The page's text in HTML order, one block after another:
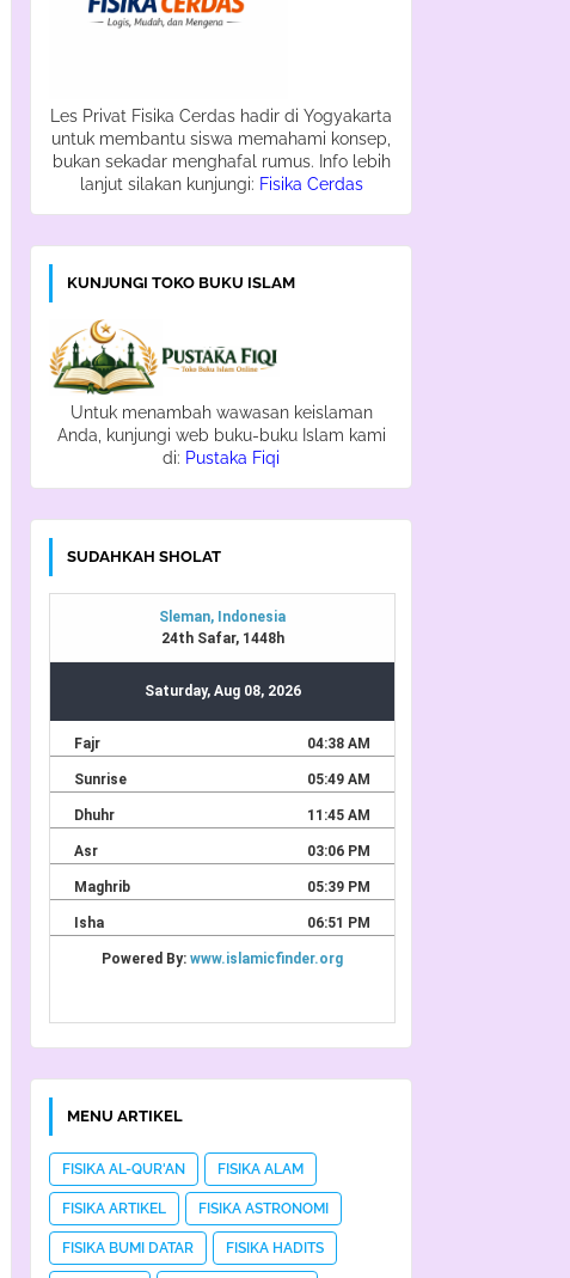
Les Privat Fisika Cerdas hadir di Yogyakarta
untuk membantu siswa memahami konsep,
bukan sekadar menghafal rumus. Info lebih
lanjut silakan kunjungi: Fisika Cerdas
KUNJUNGI TOKO BUKU ISLAM
Untuk menambah wawasan keislaman
Anda, kunjungi web buku-buku Islam kami
di: Pustaka Fiqi
SUDAHKAH SHOLAT
MENU ARTIKEL
FISIKA AL-QUR'AN FISIKA ALAM
FISIKA ARTIKEL FISIKA ASTRONOMI
FISIKA BUMI DATAR FISIKA HADITS